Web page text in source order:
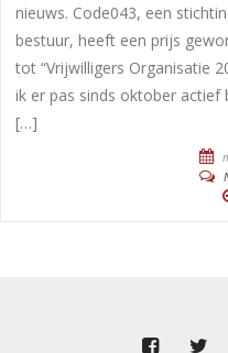
nieuws. Code043, een
bestuur, heeft een prijs
tot “Vrijwilligers Organisatie
ik er pas sinds oktober actief
[…]